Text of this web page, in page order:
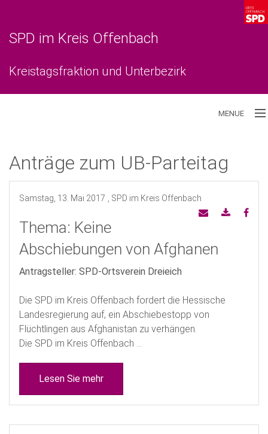
SPD im Kreis Offenbach
Kreistagsfraktion und Unterbezirk
MENUE
Unterbezirk
Kreistagsfraktion
Anträge zum UB-Parteitag
Samstag, 13. Mai 2017 , SPD im Kreis Offenbach
Thema: Keine
Abschiebungen von Afghanen
Antragsteller: SPD-Ortsverein Dreieich
Die SPD im Kreis Offenbach fordert die Hessische
Landesregierung auf, ein Abschiebestopp von
Flüchtlingen aus Afghanistan zu verhängen.
Die SPD im Kreis Offenbach ...
Lesen Sie mehr